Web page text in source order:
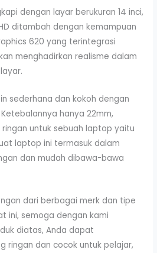
dengan layar berukuran 14 inci,
ditambah dengan kemampuan
620 yang terintegrasi
menghadirkan realisme dalam
sederhana dan kokoh dengan
hanya 22mm,
untuk sebuah laptop yaitu
laptop ini termasuk dalam
dan mudah dibawa-bawa
dari berbagai merk dan tipe
ini, semoga dengan kami
diatas, Anda dapat
ringan dan cocok untuk pelajar,